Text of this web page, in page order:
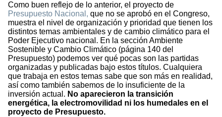
Como buen reflejo de lo anterior, el proyecto de
Presupuesto Nacional, que no se aprobó en el Congreso,
muestra el nivel de organización y prioridad que tienen los
distintos temas ambientales y de cambio climático para el
Poder Ejecutivo nacional. En la sección Ambiente
Sostenible y Cambio Climático (página 140 del
Presupuesto) podemos ver qué pocas son las partidas
organizadas y publicadas bajo estos títulos. Cualquiera
que trabaja en estos temas sabe que son más en realidad,
así como también sabemos de lo insuficiente de la
inversión actual. No aparecieron la transición
energética, la electromovilidad ni los humedales en el
proyecto de Presupuesto.